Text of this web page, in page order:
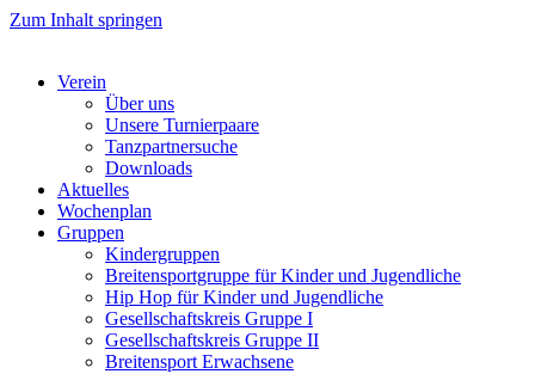
Zum Inhalt springen
Verein
Über uns
Unsere Turnierpaare
Tanzpartnersuche
Downloads
Aktuelles
Wochenplan
Gruppen
Kindergruppen
Breitensportgruppe für Kinder und Jugendliche
Hip Hop für Kinder und Jugendliche​
Gesellschaftskreis Gruppe I
Gesellschaftskreis Gruppe II
Breitensport Erwachsene